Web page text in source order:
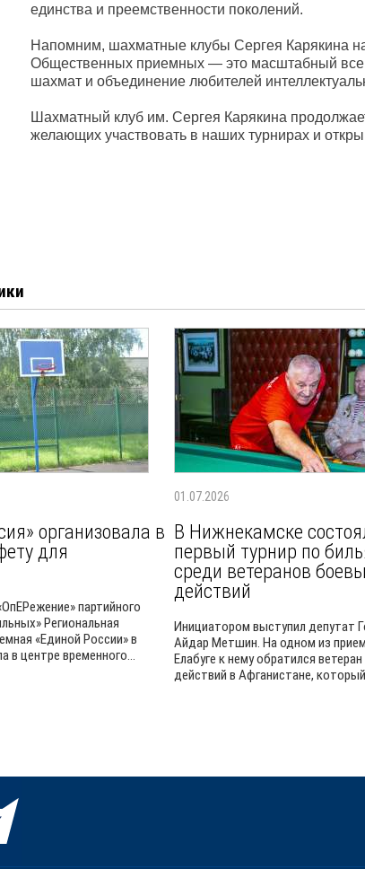
единства и преемственности поколений.
Напомним, шахматные клубы Сергея Карякина
Общественных приемных — это масштабный
шахмат и объединение любителей
Шахматный клуб им. Сергея Карякина
желающих участвовать в наших турнирах и
организовала в
для
партийного
Региональная
«Единой России» в
в центре временного...
01.07.2026
В Нижнекамске
первый турнир по
среди ветеранов
действий
Инициатором выступил депутат
Айдар Метшин. На одном из
Елабуге к нему обратился
действий в Афганистане,